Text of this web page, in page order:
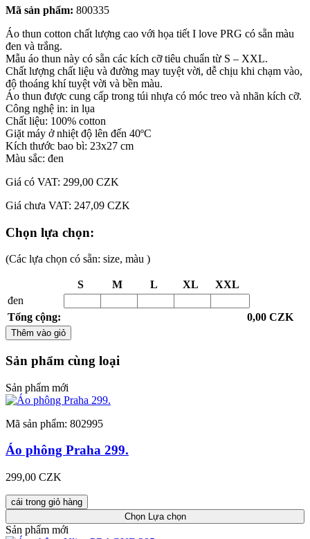
Mã sản phẩm: 800335
Áo thun cotton chất lượng cao với họa tiết I love PRG có sẵn màu
đen và trắng.
Mẫu áo thun này có sẵn các kích cỡ tiêu chuẩn từ S – XXL.
Chất lượng chất liệu và đường may tuyệt vời, dễ chịu khi chạm vào,
độ thoáng khí tuyệt vời và bền màu.
Áo thun được cung cấp trong túi nhựa có móc treo và nhãn kích cỡ.
Công nghệ in: in lụa
Chất liệu: 100% cotton
Giặt máy ở nhiệt độ lên đến 40ºC
Kích thước bao bì: 23x27 cm
Màu sắc: đen
Giá có VAT: 299,00 CZK
Giá chưa VAT: 247,09 CZK
Chọn lựa chọn:
(Các lựa chọn có sẵn: size, màu )
S M L XL
XXL
đen
Tổng cộng:
0,00 CZK
Thêm vào giỏ
Sản phẩm cùng loại
Sản phẩm mới
Mã sản phẩm: 802995
Áo phông Praha 299.
299,00 CZK
cái trong giỏ hàng
ChọnLựa chọn
Sản phẩm mới